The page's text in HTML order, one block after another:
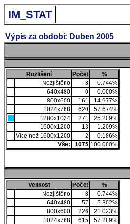
IM_STAT
Výpis za období: Duben 2005
Rozlišení
Počet
%
Nezjištěno
8
0.744%
640x480
0
0.000%
800x600
161
14.977%
1024x768
620
57.674%
1280x1024
271
25.209%
1600x1200
13
1.209%
Více než 1600x1200
2
0.186%
Vše:
1075 100.000%
Velikost
Počet
%
Nezjištěno
8
0.744%
640x480
57
5.302%
800x600
226
21.023%
1024x768
615
57.209%